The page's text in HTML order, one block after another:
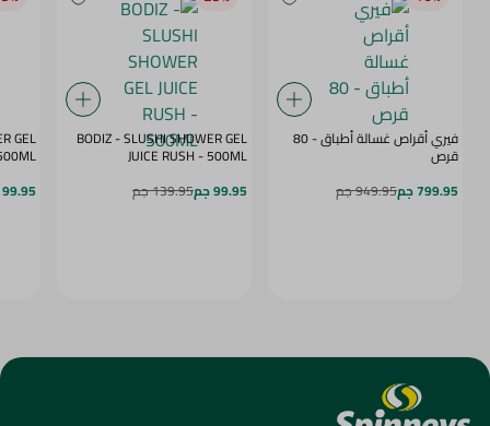
فيري أقراص غسالة أطباق - 80
قرص
799.95 جم
949.95 جم
BODIZ - SLUSHI SHOWER GEL
JUICE RUSH - 500ML
99.95 جم
139.95 جم
GEL
DAZE - 500ML
99.95 جم